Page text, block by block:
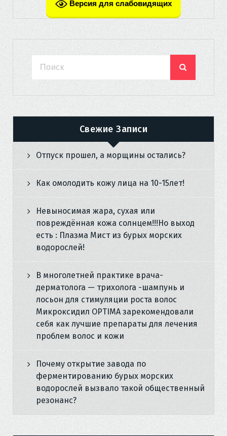
Версия для слабовидящих
Свежие Записи
Отпуск прошел, а морщины остались?
Как омолодить кожу лица на 10-15лет!
Невыносимая жара, сухая или
повреждённая кожа солнцем!!!Но выход
есть : Плазма Мист из бурых морских
водорослей!
В многолетней практике врача-
дерматолога — трихолога -шампунь и
лосьон для стимуляции роста волос
Микроксидил OPTIMA зарекомендовали
себя как лучшие препараты для лечения
проблем волос и кожи
Почему открытие завода по
ферментированию бурых морских
водорослей вызвало такой общественный
резонанс?